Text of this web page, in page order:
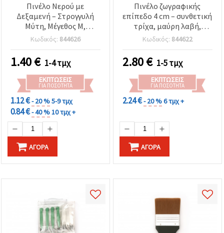
Πινέλο Νερού με
Δεξαμενή – Στρογγυλή
Μύτη, Μέγεθος M,
Διαφανές Πλαστικό
Σώμα, για Ακουαρέλα
Κωδικός: 844626
1.40€ 1-4 τμχ
ΕΚΠΤΏΣΕΙΣ
ΓΙΑ ΠΟΣΌΤΗΤΑ
1.12 €- 20 %5-9 τμχ
0.84 €- 40 %10 τμχ +
ΑΓΟΡΆ
Πινέλο ζωγραφικής
επίπεδο 4 cm – συνθετική
τρίχα, μαύρη λαβή,
μεταλλική στεφάνη, για
ζωγραφική, διακόσμηση
& ντεκουπάζ
Κωδικός: 844622
2.80€ 1-5 τμχ
ΕΚΠΤΏΣΕΙΣ
ΓΙΑ ΠΟΣΌΤΗΤΑ
2.24 €- 20 %6 τμχ +
ΑΓΟΡΆ